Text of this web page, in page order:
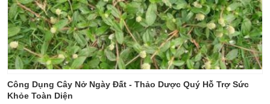
Công Dụng Cây Nở Ngày Đất - Thảo Dược Quý Hỗ Trợ Sức
Khỏe Toàn Diện